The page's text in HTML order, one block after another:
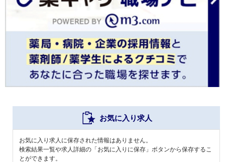
お気に入り求人
お気に入り求人に保存された情報はありません。
検索結果一覧や求人詳細の「お気に入りに保存」ボタンから保存するこ
とができます。